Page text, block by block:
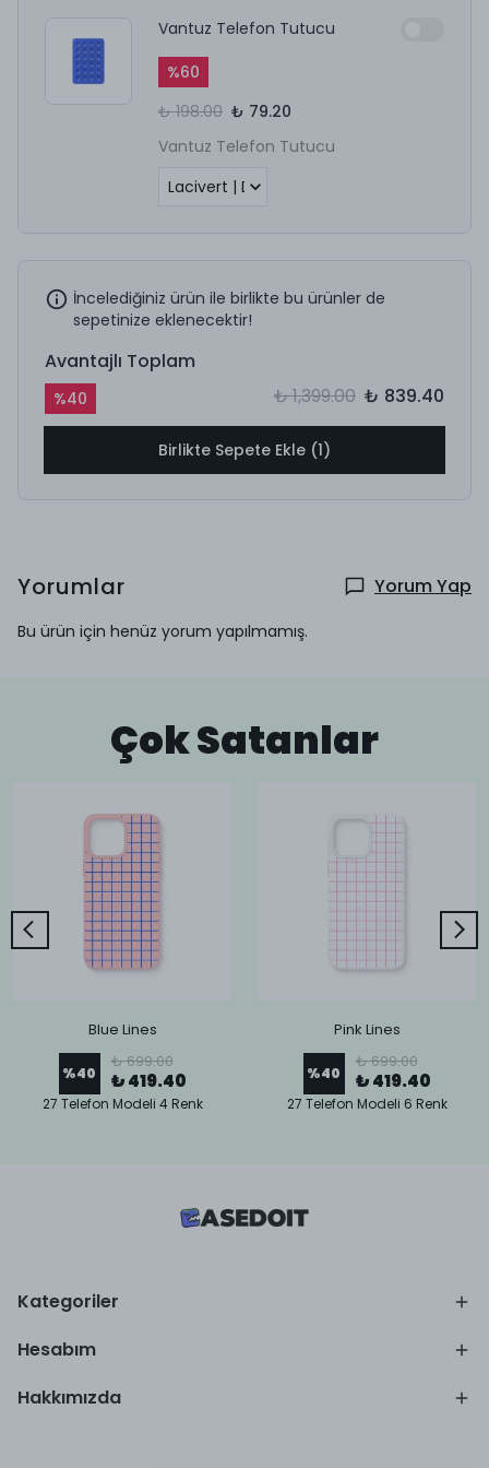
Vantuz Telefon Tutucu
%60
₺ 198.00 ₺ 79.20
Vantuz Telefon Tutucu
İncelediğiniz ürün ile birlikte bu ürünler de
sepetinize eklenecektir!
Avantajlı Toplam
%40 ₺ 1,399.00 ₺ 839.40
Birlikte Sepete Ekle (1)
Yorumlar Yorum Yap
Bu ürün için henüz yorum yapılmamış.
Çok Satanlar
Blue Lines
%40
₺ 699.00
₺ 419.40
27 Telefon Modeli 4 Renk
Pink Lines
%40
₺ 699.00
₺ 419.40
27 Telefon Modeli 6 Renk
Kategoriler
Hesabım
Hakkımızda